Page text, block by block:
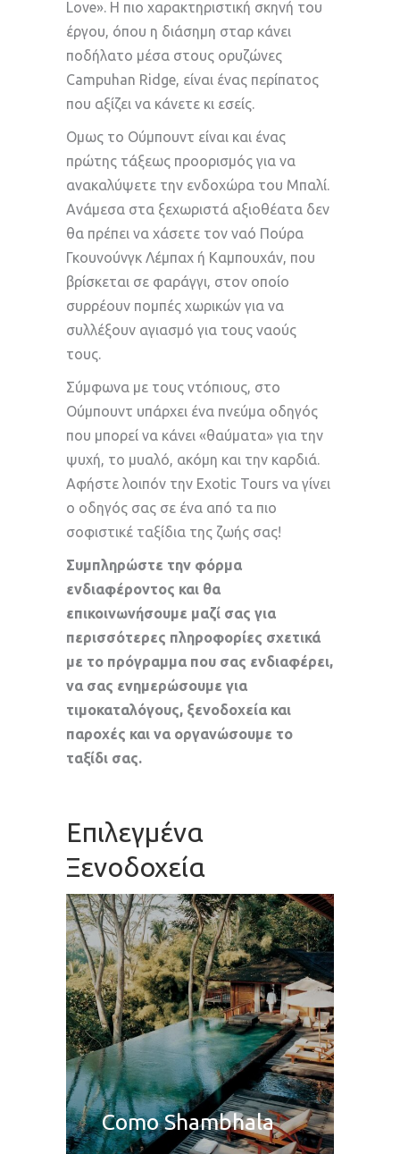
Love». Η πιο χαρακτηριστική σκηνή του
έργου, όπου η διάσημη σταρ κάνει
ποδήλατο μέσα στους ορυζώνες
Campuhan Ridge, είναι ένας περίπατος
που αξίζει να κάνετε κι εσείς.
Ομως το Ούμπουντ είναι και ένας
πρώτης τάξεως προορισμός για να
ανακαλύψετε την ενδοχώρα του Μπαλί.
Ανάμεσα στα ξεχωριστά αξιοθέατα δεν
θα πρέπει να χάσετε τον ναό Πούρα
Γκουνούνγκ Λέμπαχ ή Καμπουχάν, που
βρίσκεται σε φαράγγι, στον οποίο
συρρέουν πομπές χωρικών για να
συλλέξουν αγιασμό για τους ναούς
τους.
Σύμφωνα με τους ντόπιους, στο
Ούμπουντ υπάρχει ένα πνεύμα οδηγός
που μπορεί να κάνει «θαύματα» για την
ψυχή, το μυαλό, ακόμη και την καρδιά.
Αφήστε λοιπόν την Exotic Tours να γίνει
ο οδηγός σας σε ένα από τα πιο
σοφιστικέ ταξίδια της ζωής σας!
Συμπληρώστε την φόρμα
ενδιαφέροντος και θα
επικοινωνήσουμε μαζί σας για
περισσότερες πληροφορίες σχετικά
με το πρόγραμμα που σας ενδιαφέρει,
να σας ενημερώσουμε για
τιμοκαταλόγους, ξενοδοχεία και
παροχές και να οργανώσουμε το
ταξίδι σας.
Επιλεγμένα
Ξενοδοχεία
Como Shambhala